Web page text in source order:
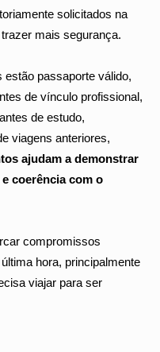
solicitados na
mais segurança.
passaporte válido,
de vínculo profissional,
de estudo,
viagens anteriores,
ajudam a demonstrar
coerência com o
compromissos
hora, principalmente
viajar para ser